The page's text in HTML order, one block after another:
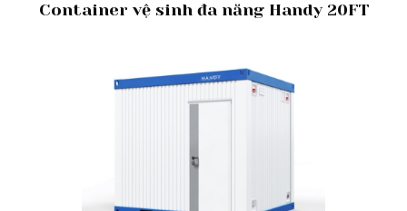
Container vệ sinh đa năng Handy 20FT